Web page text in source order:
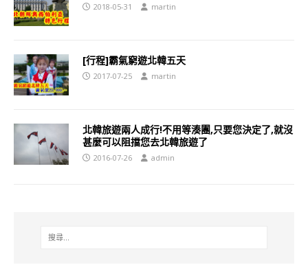
2018-05-31 martin
[行程]霸氣窮遊北韓五天
2017-07-25 martin
北韓旅遊兩人成行!不用等湊團,只要您決定了,就沒
甚麼可以阻擋您去北韓旅遊了
2016-07-26 admin